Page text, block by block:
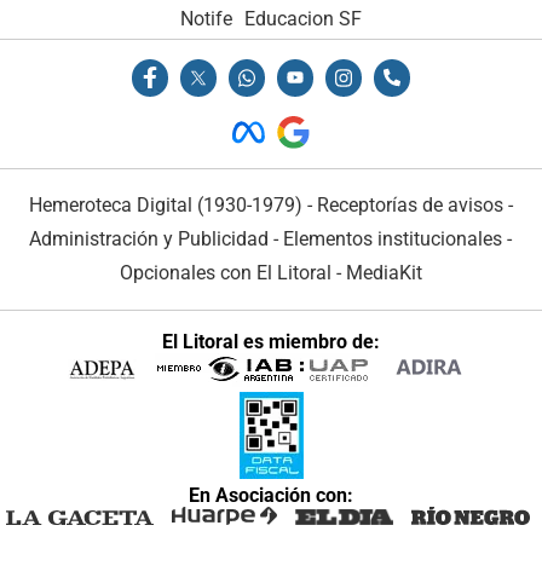
Notife
Educacion SF
Hemeroteca Digital (1930-1979) - Receptorías de avisos -
Administración y Publicidad - Elementos institucionales -
Opcionales con El Litoral - MediaKit
El Litoral es miembro de:
En Asociación con: